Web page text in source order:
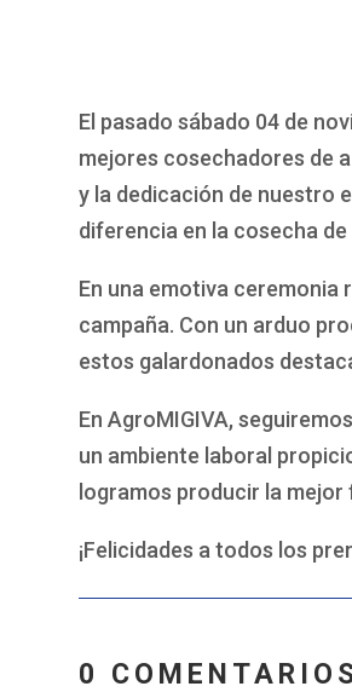
El pasado sábado 04 de
mejores cosechadores de
y la dedicación de nuestro
diferencia en la cosecha
En una emotiva ceremonia
campaña. Con un arduo
estos galardonados
En AgroMIGIVA,
un ambiente laboral
logramos producir la mejor
¡Felicidades a todos los
0